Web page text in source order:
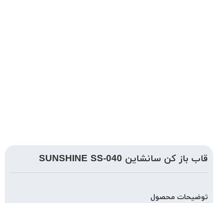
قاب باز کن سانشاین SUNSHINE SS-040
توضیحات محصول